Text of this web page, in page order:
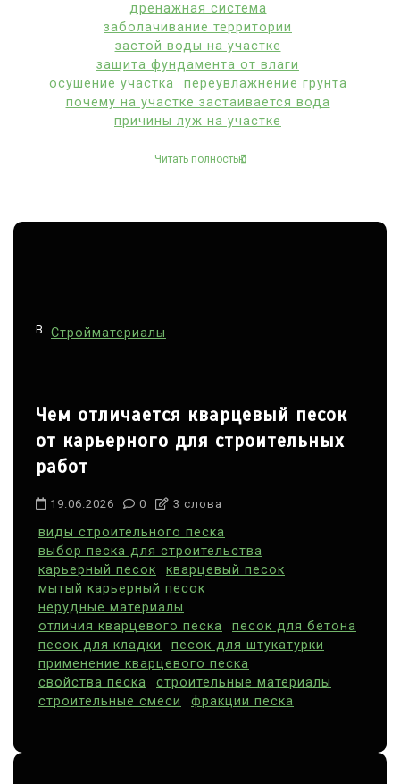
дренажная система
заболачивание территории
застой воды на участке
защита фундамента от влаги
осушение участка
переувлажнение грунта
почему на участке застаивается вода
причины луж на участке
Читать полностью
В Стройматериалы
Чем отличается кварцевый песок
от карьерного для строительных
работ
19.06.2026 0 3 слова
виды строительного песка
выбор песка для строительства
карьерный песок
кварцевый песок
мытый карьерный песок
нерудные материалы
отличия кварцевого песка
песок для бетона
песок для кладки
песок для штукатурки
применение кварцевого песка
свойства песка
строительные материалы
строительные смеси
фракции песка